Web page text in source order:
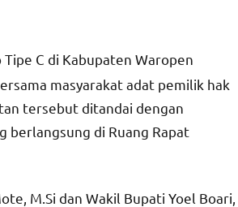
Tipe C di Kabupaten Waropen
masyarakat adat pemilik hak
tersebut ditandai dengan
berlangsung di Ruang Rapat
M.Si dan Wakil Bupati Yoel Boari,